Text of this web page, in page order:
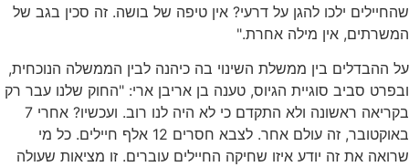
שהחיילים ילכו להגן על דרעי? אין טיפה של בושה. זה סכין בגב של
המשרתים, אין מילה אחרת."
על ההבדלים בין ממשלת השינוי בה כיהנה לבין הממשלה הנוכחית,
ובפרט סביב סוגיית הגיוס, טענה בן אריבן ארי: "החוק שלנו עבר רק
בקריאה ראשונה ולא התקדם כי לא היה לנו רוב. ועכשיו? אחרי 7
באוקטובר, זה עולם אחר. לצבא חסרים 12 אלף חיילים. כל מי
שרואה את זה יודע איזו שחיקה החיילים עוברים. זו מציאות שעולה